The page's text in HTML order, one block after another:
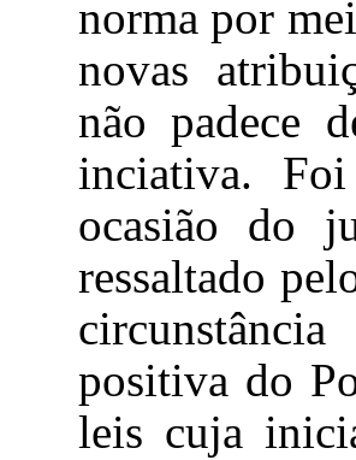
norma por
novas
não padece
inciativa. Foi
ocasião do
ressaltado
positiva do
leis cuja